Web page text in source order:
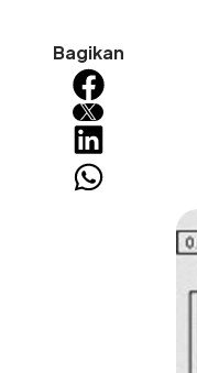
Bagikan